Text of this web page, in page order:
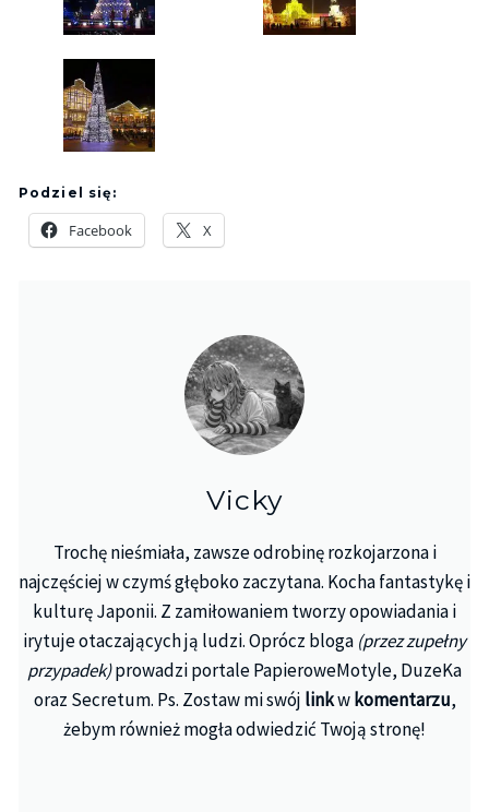
Podziel się:
Facebook X
Vicky
Trochę nieśmiała, zawsze odrobinę rozkojarzona i
najczęściej w czymś głęboko zaczytana. Kocha fantastykę i
kulturę Japonii. Z zamiłowaniem tworzy opowiadania i
irytuje otaczających ją ludzi. Oprócz bloga (przez zupełny
przypadek)prowadzi portale PapieroweMotyle, DuzeKa
oraz Secretum. Ps. Zostaw mi swój linkwkomentarzu,
żebym również mogła odwiedzić Twoją stronę!